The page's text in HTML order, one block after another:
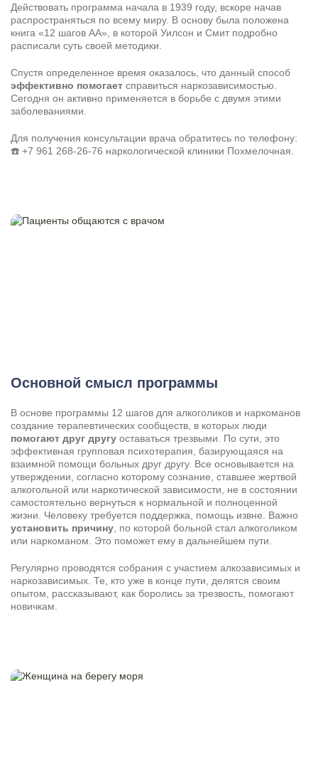
Действовать программа начала в 1939 году, вскоре начав
распространяться по всему миру. В основу была положена
книга «12 шагов АА», в которой Уилсон и Смит подробно
расписали суть своей методики.
Спустя определенное время оказалось, что данный способ
эффективно помогает справиться наркозависимостью.
Сегодня он активно применяется в борьбе с двумя этими
заболеваниями.
Для получения консультации врача обратитесь по телефону:
☎️ +7 961 268-26-76 наркологической клиники Похмелочная.
Основной смысл программы
В основе программы 12 шагов для алкоголиков и наркоманов
создание терапевтических сообществ, в которых люди
помогают друг другу оставаться трезвыми. По сути, это
эффективная групповая психотерапия, базирующаяся на
взаимной помощи больных друг другу. Все основывается на
утверждении, согласно которому сознание, ставшее жертвой
алкогольной или наркотической зависимости, не в состоянии
самостоятельно вернуться к нормальной и полноценной
жизни. Человеку требуется поддержка, помощь извне. Важно
установить причину , по которой больной стал алкоголиком
или наркоманом. Это поможет ему в дальнейшем пути.
Регулярно проводятся собрания с участием алкозависимых и
наркозависимых. Те, кто уже в конце пути, делятся своим
опытом, рассказывают, как боролись за трезвость, помогают
новичкам.
ипользовательским соглашением
Вызвать специалиста
Результаты поиска (0)
Нажимая кнопку я соглашаюсь сполитикой конфиденциальности
ипользовательским соглашением
Отправить